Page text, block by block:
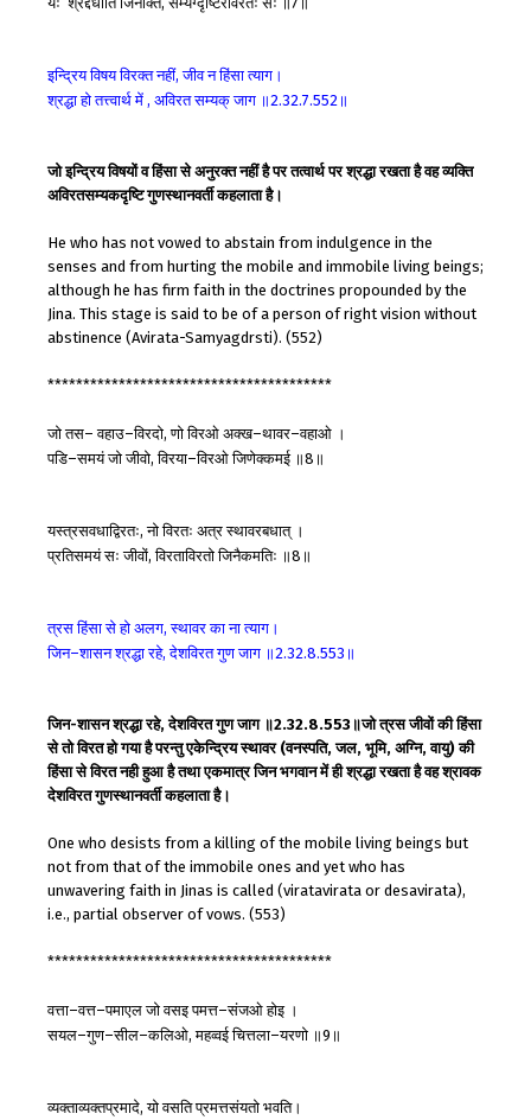
इन्द्रियविषयविरक्तनहीं,जीवनहिंसात्याग।
श्रद्धाहोतत्त्वार्थमें , अविरतसम्यक्जाग ॥2.32.7.552 ॥
जो इन्द्रिय विषयों व हिंसा से अनुरक्त नहीं है पर तत्वार्थ पर श्रद्धा रखता है वह व्यक्ति
अविरतसम्यकदृष्टि गुणस्थानवर्ती कहलाता है।
He who has not vowed to abstain from indulgence in the
senses and from hurting the mobile and immobile living beings;
although he has firm faith in the doctrines propounded by the
Jina. This stage is said to be of a person of right vision without
abstinence (Avirata-Samyagdrsti). (552)
****************************************
जोतस–वहाउ–विरदो,णोविरओअक्ख–थावर–वहाओ ।
पडि–समयंजोजीवो,विरया–विरओजिणेक्कमई ॥8 ॥
यस्त्रसवधाद्विरतः,नोविरतः अत्रस्थावरबधात् ।
प्रतिसमयंसः जीवों,विरताविरतोजिनैकमतिः ॥8 ॥
त्रसहिंसासेहोअलग,स्थावरकानात्याग।
जिन–शासनश्रद्धारहे,देशविरतगुणजाग ॥2.32.8.553 ॥
जिन-शासन श्रद्धा रहे, देशविरत गुण जाग ॥2.32.8.553॥जो त्रस जीवों की हिंसा
से तो विरत हो गया है परन्तु एकेन्द्रिय स्थावर (वनस्पति, जल, भूमि, अग्नि, वायु) की
हिंसा से विरत नही हुआ है तथा एकमात्र जिन भगवान में ही श्रद्धा रखता है वह श्रावक
देशविरत गुणस्थानवर्ती कहलाता है।
One who desists from a killing of the mobile living beings but
not from that of the immobile ones and yet who has
unwavering faith in Jinas is called (viratavirata or desavirata),
i.e., partial observer of vows. (553)
****************************************
वत्ता–वत्त–पमाएलजोवसइपमत्त–संजओहोइ ।
सयल–गुण–सील–कलिओ,महव्वईचित्तला–यरणो ॥9 ॥
व्यक्ताव्यक्तप्रमादे,योवसतिप्रमत्तसंयतोभवति।